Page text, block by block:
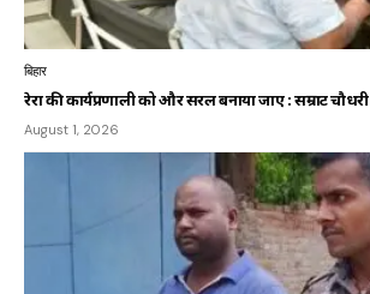
बिहार
रेरा की कार्यप्रणाली को और सरल बनाया जाए : सम्राट चौधरी
August 1, 2026